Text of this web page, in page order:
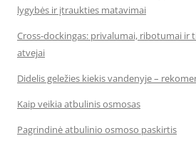
lygybės ir įtraukties matavimai
Cross-dockingas: privalumai, ribotumai ir
atvejai
Didelis geležies kiekis vandenyje –
Kaip veikia atbulinis osmosas
Pagrindinė atbulinio osmoso paskirtis